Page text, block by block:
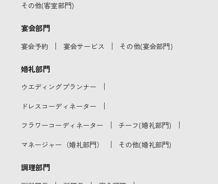
その他(客室部門)
宴会部門
宴会予約 ｜ 宴会サービス ｜ その他(宴会部門)
婚礼部門
ウエディングプランナー ｜
ドレスコーディネーター ｜
フラワーコーディネーター ｜ チーフ(婚礼部門) ｜
マネージャー（婚礼部門） ｜ その他(婚礼部門)
調理部門